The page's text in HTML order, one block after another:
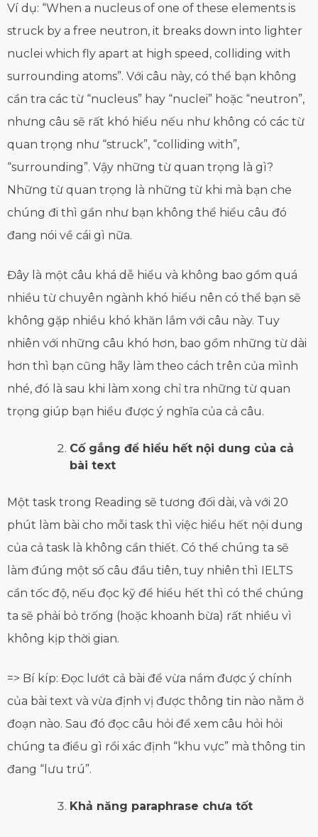
Ví dụ: “When a nucleus of one of these elements is
struck by a free neutron, it breaks down into lighter
nuclei which fly apart at high speed, colliding with
surrounding atoms”. Với câu này, có thể bạn không
cần tra các từ “nucleus” hay “nuclei” hoặc “neutron”,
nhưng câu sẽ rất khó hiểu nếu như không có các từ
quan trọng như “struck”, “colliding with”,
“surrounding”. Vậy những từ quan trọng là gì?
Những từ quan trọng là những từ khi mà bạn che
chúng đi thì gần như bạn không thể hiểu câu đó
đang nói về cái gì nữa.
Đây là một câu khá dễ hiểu và không bao gồm quá
nhiều từ chuyên ngành khó hiểu nên có thể bạn sẽ
không gặp nhiều khó khăn lắm với câu này. Tuy
nhiên với những câu khó hơn, bao gồm những từ dài
hơn thì bạn cũng hãy làm theo cách trên của mình
nhé, đó là sau khi làm xong chỉ tra những từ quan
trọng giúp bạn hiểu được ý nghĩa của cả câu.
Cố gắng để hiểu hết nội dung của cả
bài text
Một task trong Reading sẽ tương đối dài, và với 20
phút làm bài cho mỗi task thì việc hiểu hết nội dung
của cả task là không cần thiết. Có thể chúng ta sẽ
làm đúng một số câu đầu tiên, tuy nhiên thì IELTS
cần tốc độ, nếu đọc kỹ để hiểu hết thì có thể chúng
ta sẽ phải bỏ trống (hoặc khoanh bừa) rất nhiều vì
không kịp thời gian.
=> Bí kíp: Đọc lướt cả bài để vừa nắm được ý chính
của bài text và vừa định vị được thông tin nào nằm ở
đoạn nào. Sau đó đọc câu hỏi để xem câu hỏi hỏi
chúng ta điều gì rồi xác định “khu vực” mà thông tin
đang “lưu trú”.
Khả năng paraphrase chưa tốt